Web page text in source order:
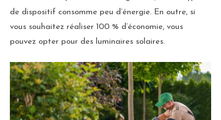
de dispositif consomme peu d’énergie. En outre, si
vous souhaitez réaliser 100 % d’économie, vous
pouvez opter pour des luminaires solaires.